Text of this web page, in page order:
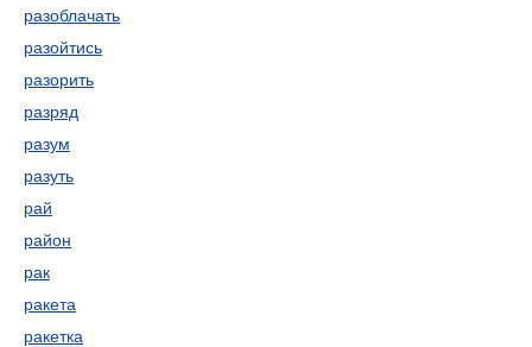
разоблачать
разойтись
разорить
разряд
разум
разуть
рай
район
рак
ракета
ракетка